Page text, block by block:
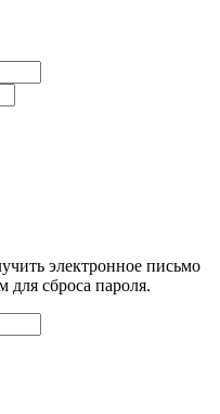
электронное письмо
для сброса пароля.